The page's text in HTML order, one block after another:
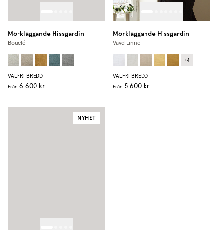
Mörkläggande Hissgardin
Bouclé
VALFRI BREDD
Från 6 600 kr
Mörkläggande Hissgardin
Vävd Linne
+4
VALFRI BREDD
Från 5 600 kr
NYHET